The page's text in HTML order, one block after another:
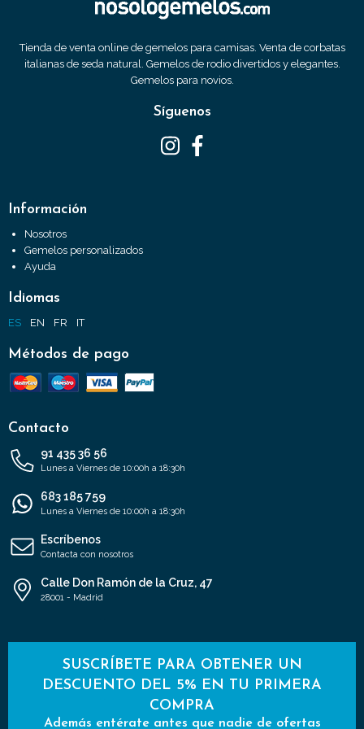
Tienda de venta online de gemelos para camisas. Venta de corbatas
italianas de seda natural. Gemelos de rodio divertidos y elegantes.
Gemelos para novios.
Síguenos
Información
Nosotros
Gemelos personalizados
Ayuda
Idiomas
ES EN FR IT
Métodos de pago
Contacto
91 435 36 56
Lunes a Viernes de 10:00h a 18:30h
683 185 759
Lunes a Viernes de 10:00h a 18:30h
Escríbenos
Contacta con nosotros
Calle Don Ramón de la Cruz, 47
28001 - Madrid
SUSCRÍBETE PARA OBTENER UN
DESCUENTO DEL 5% EN TU PRIMERA
COMPRA
Además entérate antes que nadie de ofertas